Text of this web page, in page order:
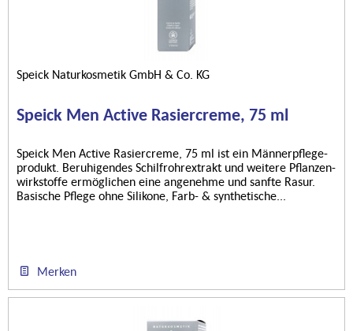
Speick Naturkosmetik GmbH & Co. KG
Speick Men Active Rasiercreme, 75 ml
Speick Men Active Rasiercreme, 75 ml ist ein Männerpflege-
produkt. Beruhigendes Schilfrohrextrakt und weitere Pflanzen-
wirkstoffe ermöglichen eine angenehme und sanfte Rasur.
Basische Pflege ohne Silikone, Farb- & synthetische...
Merken